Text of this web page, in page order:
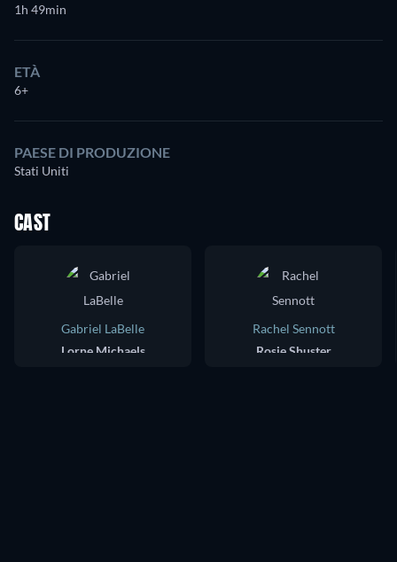
1h 49min
ETÀ
6+
PAESE DI PRODUZIONE
Stati Uniti
CAST
Gabriel LaBelle
Lorne Michaels
Rachel Sennott
Rosie Shuster